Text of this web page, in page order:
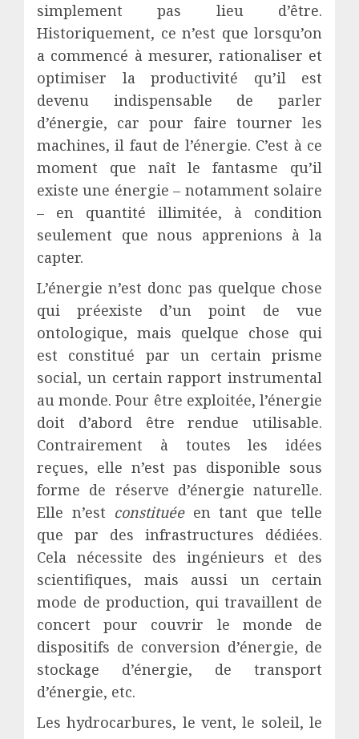
simplement pas lieu d’être.
Historiquement, ce n’est que lorsqu’on
a commencé à mesurer, rationaliser et
optimiser la productivité qu’il est
devenu indispensable de parler
d’énergie, car pour faire tourner les
machines, il faut de l’énergie. C’est à ce
moment que naît le fantasme qu’il
existe une énergie – notamment solaire
– en quantité illimitée, à condition
seulement que nous apprenions à la
capter.
L’énergie n’est donc pas quelque chose
qui préexiste d’un point de vue
ontologique, mais quelque chose qui
est constitué par un certain prisme
social, un certain rapport instrumental
au monde. Pour être exploitée, l’énergie
doit d’abord être rendue utilisable.
Contrairement à toutes les idées
reçues, elle n’est pas disponible sous
forme de réserve d’énergie naturelle.
Elle n’est constituéeen tant que telle
que par des infrastructures dédiées.
Cela nécessite des ingénieurs et des
scientifiques, mais aussi un certain
mode de production, qui travaillent de
concert pour couvrir le monde de
dispositifs de conversion d’énergie, de
stockage d’énergie, de transport
d’énergie, etc.
Les hydrocarbures, le vent, le soleil, le